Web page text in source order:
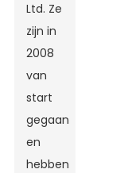
Ltd. Ze
zijn in
2008
van
start
gegaan
en
hebben